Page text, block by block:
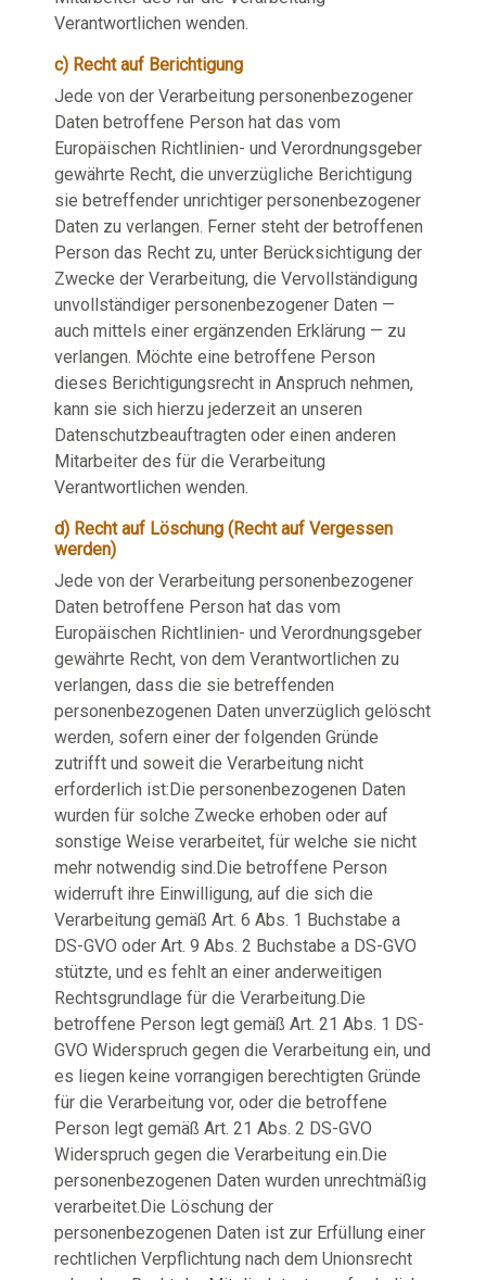
Verantwortlichen wenden.
c) Recht auf Berichtigung
Jede von der Verarbeitung personenbezogener
Daten betroffene Person hat das vom
Europäischen Richtlinien- und Verordnungsgeber
gewährte Recht, die unverzügliche Berichtigung
sie betreffender unrichtiger personenbezogener
Daten zu verlangen. Ferner steht der betroffenen
Person das Recht zu, unter Berücksichtigung der
Zwecke der Verarbeitung, die Vervollständigung
unvollständiger personenbezogener Daten —
auch mittels einer ergänzenden Erklärung — zu
verlangen. Möchte eine betroffene Person
dieses Berichtigungsrecht in Anspruch nehmen,
kann sie sich hierzu jederzeit an unseren
Datenschutzbeauftragten oder einen anderen
Mitarbeiter des für die Verarbeitung
Verantwortlichen wenden.
d) Recht auf Löschung (Recht auf Vergessen
werden)
Jede von der Verarbeitung personenbezogener
Daten betroffene Person hat das vom
Europäischen Richtlinien- und Verordnungsgeber
gewährte Recht, von dem Verantwortlichen zu
verlangen, dass die sie betreffenden
personenbezogenen Daten unverzüglich gelöscht
werden, sofern einer der folgenden Gründe
zutrifft und soweit die Verarbeitung nicht
erforderlich ist:Die personenbezogenen Daten
wurden für solche Zwecke erhoben oder auf
sonstige Weise verarbeitet, für welche sie nicht
mehr notwendig sind.Die betroffene Person
widerruft ihre Einwilligung, auf die sich die
Verarbeitung gemäß Art. 6 Abs. 1 Buchstabe a
DS-GVO oder Art. 9 Abs. 2 Buchstabe a DS-GVO
stützte, und es fehlt an einer anderweitigen
Rechtsgrundlage für die Verarbeitung.Die
betroffene Person legt gemäß Art. 21 Abs. 1 DS-
GVO Widerspruch gegen die Verarbeitung ein, und
es liegen keine vorrangigen berechtigten Gründe
für die Verarbeitung vor, oder die betroffene
Person legt gemäß Art. 21 Abs. 2 DS-GVO
Widerspruch gegen die Verarbeitung ein.Die
personenbezogenen Daten wurden unrechtmäßig
verarbeitet.Die Löschung der
personenbezogenen Daten ist zur Erfüllung einer
rechtlichen Verpflichtung nach dem Unionsrecht